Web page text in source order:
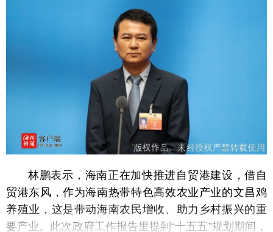
林鹏表示，海南正在加快推进自贸港建设，借自
贸港东风，作为海南热带特色高效农业产业的文昌鸡
养殖业，这是带动海南农民增收、助力乡村振兴的重
要产业。此次政府工作报告里提到“十五五”规划期间，